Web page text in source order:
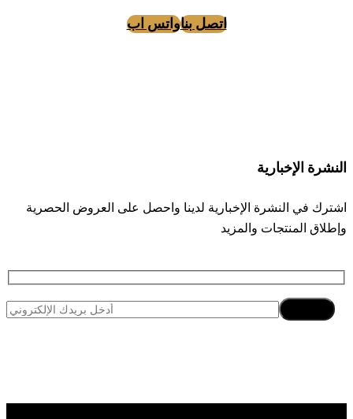
اتصل بناواتس اب
النشرة الإخبارية
اشترك في النشرة الإخبارية لدينا واحصل على العروض الحصرية
وإطلاق المنتجات والمزيد